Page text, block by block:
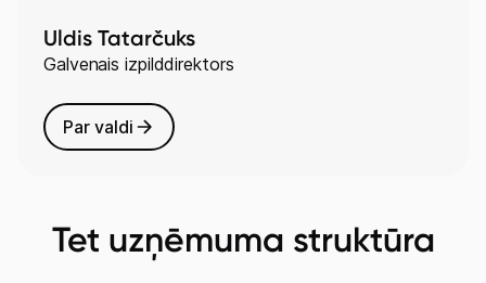
Uldis Tatarčuks
Galvenais izpilddirektors
Par valdi
Tet uzņēmuma struktūra